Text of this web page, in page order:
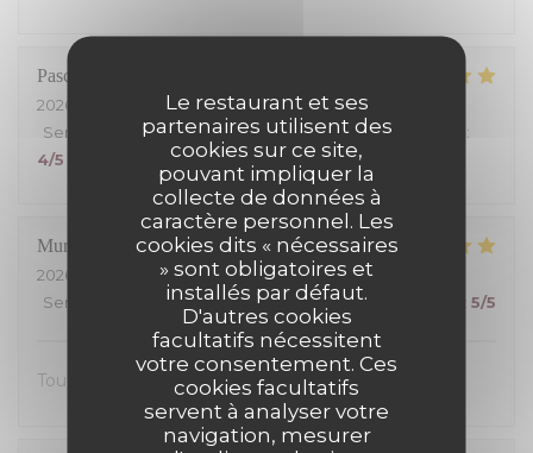
Le restaurant et ses
partenaires utilisent des
cookies sur ce site,
pouvant impliquer la
collecte de données à
caractère personnel. Les
cookies dits « nécessaires
» sont obligatoires et
installés par défaut.
D'autres cookies
facultatifs nécessitent
votre consentement. Ces
cookies facultatifs
servent à analyser votre
navigation, mesurer
Pascal
2026-07-26
- 12:00 - Couverts 3
Service
Ambiance: 5/5 Cuisine: 4/5 Qualité / Prix
:
4/5
Muriel
2026-07-25
- 13:00 - Couverts 2
Service
Ambiance:5/5 Cuisine: 5/5 Qualité / Prix 5/5
Tout était excellent, on s’est régalé.